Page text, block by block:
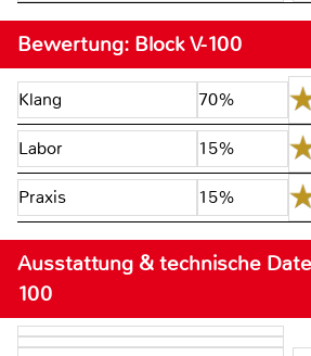
Bewertung: Block V-100
Klang 70%
Labor 15%
Praxis 15%
Ausstattung & technische
100